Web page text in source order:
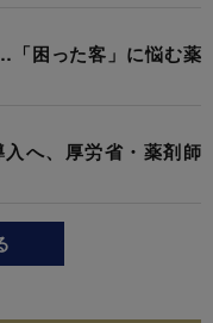
「困った客」に悩む薬
へ、厚労省・薬剤師